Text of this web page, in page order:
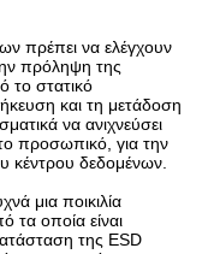
πρέπει να ελέγχουν
πρόληψη της
το στατικό
και τη μετάδοση
να ανιχνεύσει
προσωπικό, για την
κέντρου δεδομένων.
μια ποικιλία
τα οποία είναι
της ESD